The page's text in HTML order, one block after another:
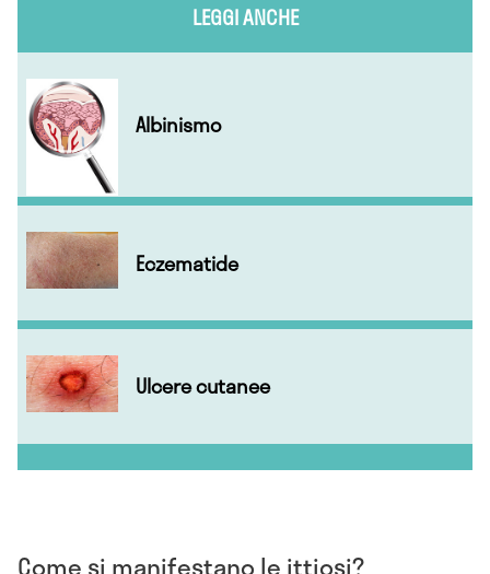
LEGGI ANCHE
Albinismo
Eczematide
Ulcere cutanee
Come si manifestano le ittiosi?